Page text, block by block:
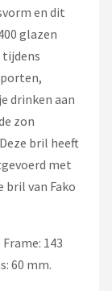
en dit
glazen
tijdens
drinken aan
zon
bril heeft
met
bril van Fako
143
60 mm.